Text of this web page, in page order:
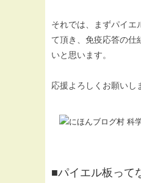
それでは、まずパイエ
て頂き、免疫応答の仕
いと思います。
応援よろしくお願いし
■パイエル板って